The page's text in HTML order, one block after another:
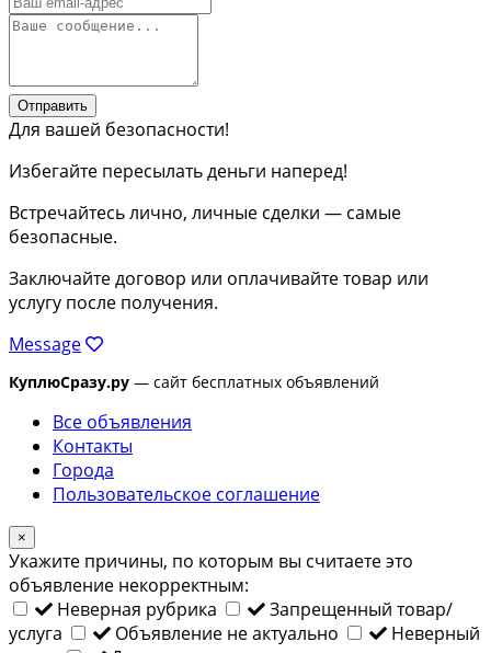
Отправить
Для вашей безопасности!
Избегайте пересылать деньги наперед!
Встречайтесь лично, личные сделки — самые
безопасные.
Заключайте договор или оплачивайте товар или
услугу после получения.
Message
КуплюСразу.ру — сайт бесплатных объявлений
Все объявления
Контакты
Города
Пользовательское соглашение
×
Укажите причины, по которым вы считаете это
объявление некорректным:
Неверная рубрика
Запрещенный товар/
услуга
Объявление не актуально
Неверный